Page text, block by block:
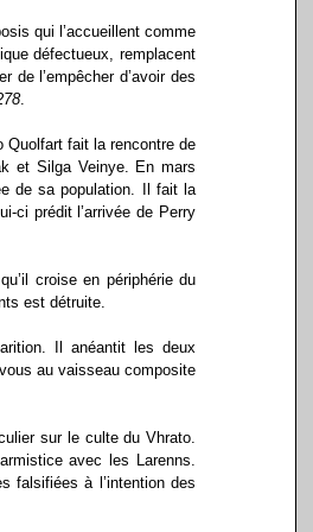
qui l’accueillent comme
défectueux, remplacent
l’empêcher d’avoir des
.
fait la rencontre de
et Silga Veinye. En mars
de sa population. Il fait la
ci prédit l’arrivée de Perry
croise en périphérie du
est détruite.
Il anéantit les deux
au vaisseau composite
sur le culte du Vhrato.
avec les Larenns.
falsifiées à l’intention des